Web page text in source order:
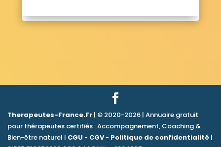
Therapeutes-France.Fr | © 2020-2026 | Annuaire gratuit
pour thérapeutes certifiés : Accompagnement, Coaching &
Bien-être naturel | CGU - CGV- Politique de confidentialité |